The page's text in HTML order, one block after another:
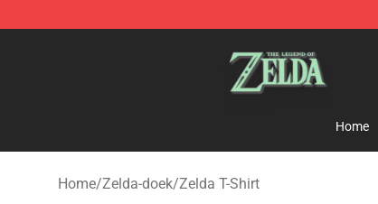
Home
Home/Zelda-doek/Zelda T-Shirt